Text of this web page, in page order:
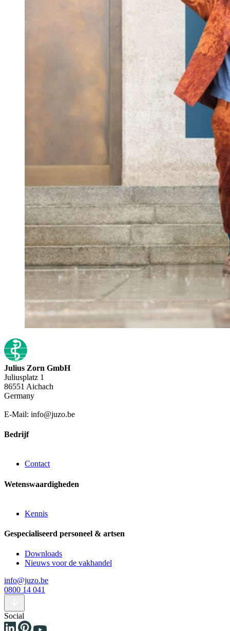
Julius Zorn GmbH
Juliusplatz 1
86551 Aichach
Germany
E-Mail: info@juzo.be
Bedrijf
Contact
Wetenswaardigheden
Kennis
Gespecialiseerd personeel & artsen
Downloads
Nieuws voor de vakhandel
info@juzo.be
0800 14 041
Social